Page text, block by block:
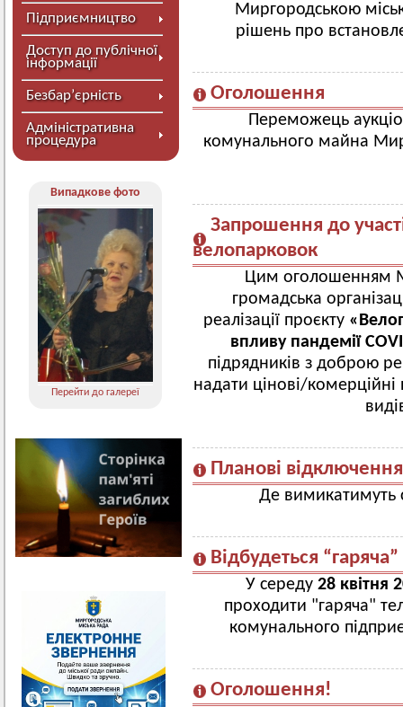
Підприємництво
Доступ до публічної
інформації
Безбар’єрність
Адміністративна
процедура
Випадкове фото
Перейти до галереї
Миргородською
рішень про
Оголошення
Переможець
комунального майна
Запрошення до
велопарковок
Цим оголошенням
громадська
реалізації проєкту
впливу пандемії
підрядників з доброю
надати цінові/
Планові
Де вимикатимуть
Відбудеться
У середу 28 квітня
проходити "гаряча"
комунального
Оголошення!